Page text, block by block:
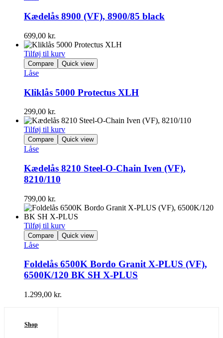
Kædelås 8900 (VF), 8900/85 black
699,00 kr.
Tilføj til kurv
Compare Quick view
Låse
Kliklås 5000 Protectus XLH
299,00 kr.
Tilføj til kurv
Compare Quick view
Låse
Kædelås 8210 Steel-O-Chain Iven (VF),
8210/110
799,00 kr.
Tilføj til kurv
Compare Quick view
Låse
Foldelås 6500K Bordo Granit X-PLUS (VF),
6500K/120 BK SH X-PLUS
1.299,00 kr.
Shop